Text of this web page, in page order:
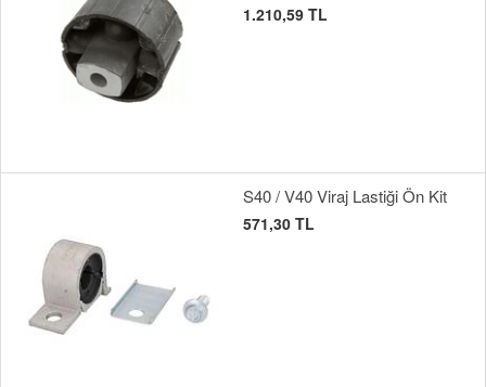
1.210,59 TL
S40 / V40 Viraj Lastiği Ön Kit
571,30 TL